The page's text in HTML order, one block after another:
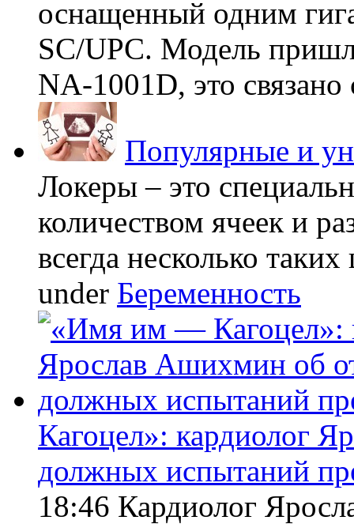
оснащенный одним
SC/UPC. Модель
NA-1001D, это связано
Популярные и
Локеры – это
количеством ячеек и
всегда несколько
under Беременность
Кагоцел»: кардиолог
должных испытаний
18:46 Кардиолог